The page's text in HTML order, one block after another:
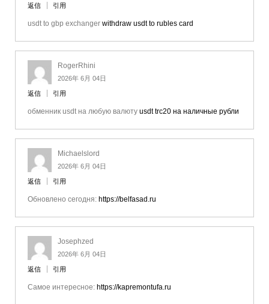
返信 引用
usdt to gbp exchanger withdraw usdt to rubles card
RogerRhini
2026年 6月 04日
返信 引用
обменник usdt на любую валюту usdt trc20 на наличные рубли
Michaelslord
2026年 6月 04日
返信 引用
Обновлено сегодня: https://belfasad.ru
Josephzed
2026年 6月 04日
返信 引用
Самое интересное: https://kapremontufa.ru